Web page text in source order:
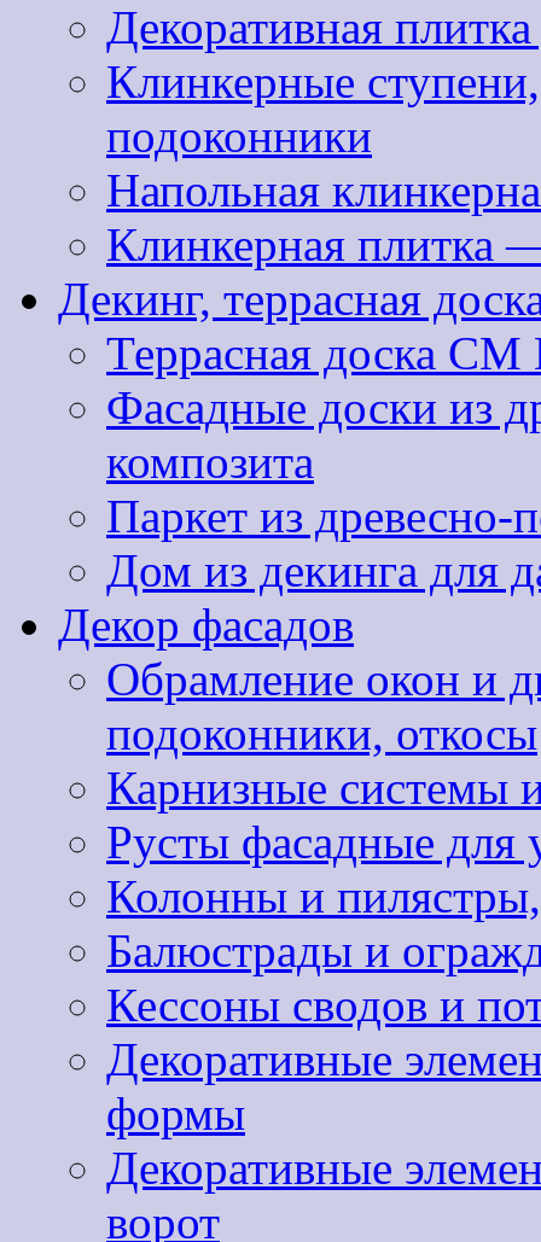
Декоративная
Клинкерные
подоконники
Напольная
Клинкерная плитка
Декинг, террасная
Террасная доска
Фасадные доски из
композита
Паркет из древесно-
Дом из декинга для
Декор фасадов
Обрамление окон и
подоконники, откосы
Карнизные системы
Русты фасадные для
Колонны и
Балюстрады и
Кессоны сводов и
Декоративные
формы
Декоративные
ворот